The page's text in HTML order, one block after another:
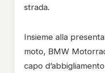
strada.
Insieme alla
moto, BMW
capo